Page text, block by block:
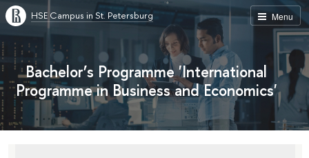
Menu
HSE Campus in St. Petersburg
Bachelor’s Programme 'International
Programme in Business and Economics'